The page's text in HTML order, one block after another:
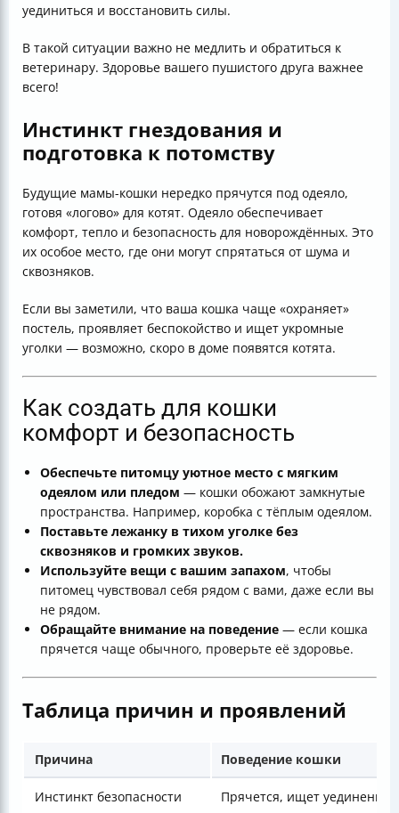
уединиться и восстановить силы.
В такой ситуации важно не медлить и обратиться к
ветеринару. Здоровье вашего пушистого друга важнее
всего!
Инстинкт гнездования и
подготовка к потомству
Будущие мамы-кошки нередко прячутся под одеяло,
готовя «логово» для котят. Одеяло обеспечивает
комфорт, тепло и безопасность для новорождённых. Это
их особое место, где они могут спрятаться от шума и
сквозняков.
Если вы заметили, что ваша кошка чаще «охраняет»
постель, проявляет беспокойство и ищет укромные
уголки — возможно, скоро в доме появятся котята.
Как создать для кошки
комфорт и безопасность
Обеспечьте питомцу уютное место с мягким
одеялом или пледом — кошки обожают замкнутые
пространства. Например, коробка с тёплым одеялом.
Поставьте лежанку в тихом уголке без
сквозняков и громких звуков.
Используйте вещи с вашим запахом, чтобы
питомец чувствовал себя рядом с вами, даже если вы
не рядом.
Обращайте внимание на поведение — если кошка
прячется чаще обычного, проверьте её здоровье.
Таблица причин и проявлений
Причина Поведение кошки
Инстинкт безопасности Прячется, ищет уединение